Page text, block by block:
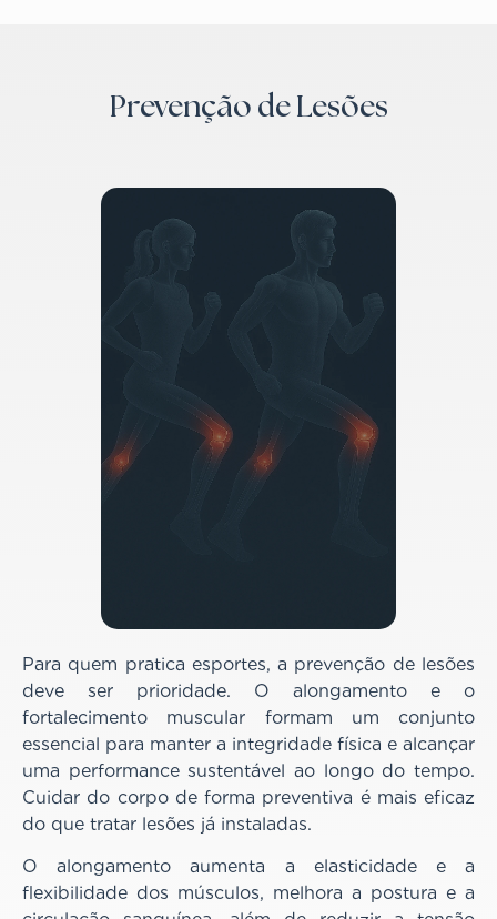
Prevenção de Lesões
Para quem pratica esportes, a prevenção de lesões
deve ser prioridade. O alongamento e o
fortalecimento muscular formam um conjunto
essencial para manter a integridade física e alcançar
uma performance sustentável ao longo do tempo.
Cuidar do corpo de forma preventiva é mais eficaz
do que tratar lesões já instaladas.
O alongamento aumenta a elasticidade e a
flexibilidade dos músculos, melhora a postura e a